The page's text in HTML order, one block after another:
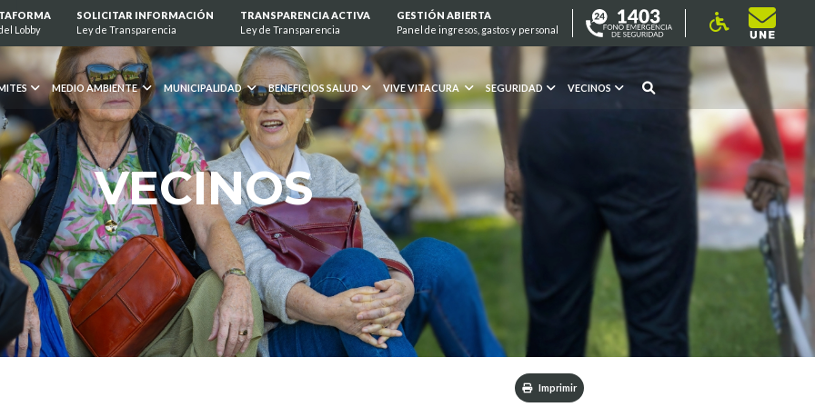
Lobby
SOLICITAR INFORMACIÓN
Ley de Transparencia
TRANSPARENCIA ACTIVA
Ley de Transparencia
GESTIÓN ABIERTA
Panel de ingresos, gastos y personal
MEDIO AMBIENTE MUNICIPALIDAD BENEFICIOS SALUD VIVE VITACURA SEGURIDAD VECINOS
VECINOS
Imprimir